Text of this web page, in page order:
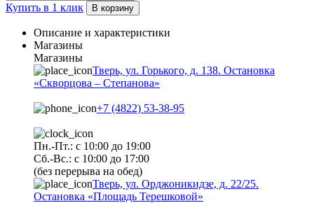
Купить в 1 клик В корзину
Описание и характеристики
Магазины
Магазины
Тверь, ул. Горького, д. 138. Остановка
«Скворцова – Степанова»
+7 (4822) 53-38-95
Пн.-Пт.: с 10:00 до 19:00
Сб.-Вс.: с 10:00 до 17:00
(без перерыва на обед)
Тверь, ул. Орджоникидзе, д. 22/25.
Остановка «Площадь Терешковой»